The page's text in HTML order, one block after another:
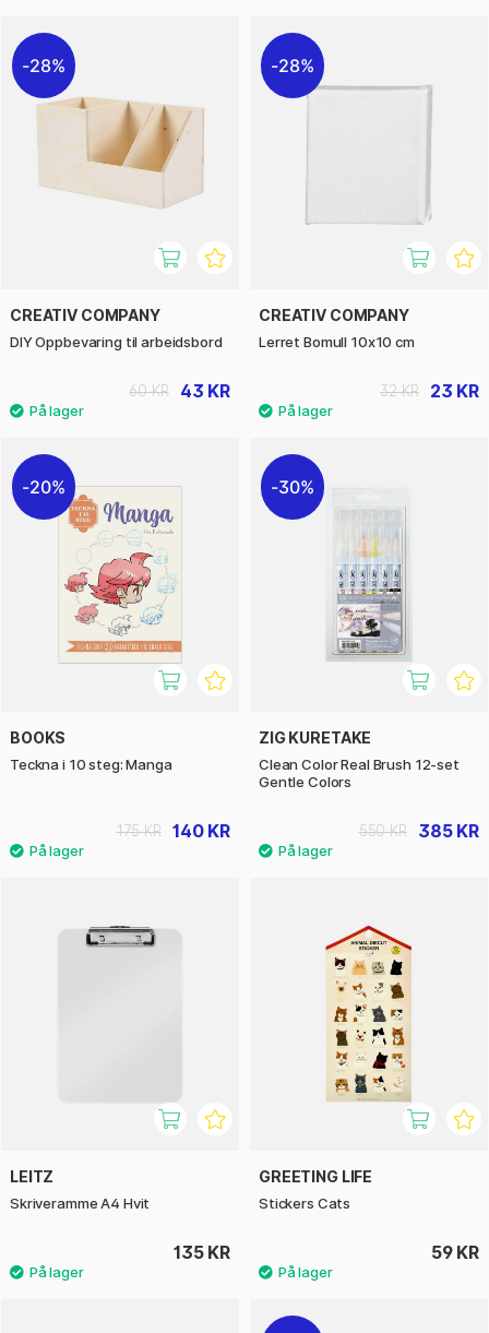
28%
CREATIV COMPANY
DIY Oppbevaring til arbeidsbord
43 KR
60 KR
28%
CREATIV COMPANY
Lerret Bomull 10x10 cm
23 KR
32 KR
20%
BOOKS
Teckna i 10 steg: Manga
140 KR
175 KR
30%
ZIG KURETAKE
Clean Color Real Brush 12-set
Gentle Colors
385 KR
550 KR
LEITZ
Skriveramme A4 Hvit
135 KR
GREETING LIFE
Stickers Cats
59 KR